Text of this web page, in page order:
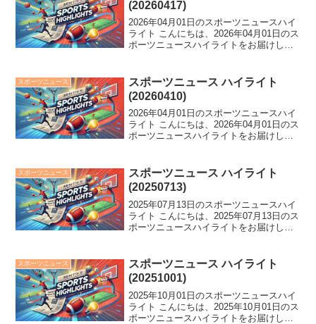
(20260417)
2026年04月01日のスポーツニュースハイ
ライト こんにちは、2026年04月01日のス
ポーツニュースハイライトをお届けしま
吉田知那美がロコ退団。スポーツ界に
様々な...
スポーツニュース
スポーツニュース ハイライト
(20260410)
2026年04月01日のスポーツニュースハイ
ライト こんにちは、2026年04月01日のス
ポーツニュースハイライトをお届けしま
吉田知那美がロコ退団。スポーツ界に
様々な...
スポーツニュース
スポーツニュース ハイライト
(20250713)
2025年07月13日のスポーツニュースハイ
ライト こんにちは、2025年07月13日のス
ポーツニュースハイライトをお届けしま
ー日本代表の壮絶な戦いなど、スポーツ
界に...
スポーツニュース
スポーツニュース ハイライト
(20251001)
2025年10月01日のスポーツニュースハイ
ライト こんにちは、2025年10月01日のス
ポーツニュースハイライトをお届けしま